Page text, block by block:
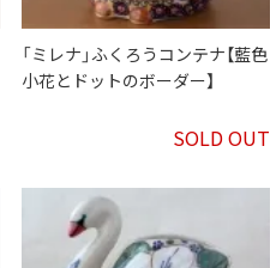
「ミレナ」ふくろうコンテナ【藍色
小花とドットのボーダー】
SOLD OUT